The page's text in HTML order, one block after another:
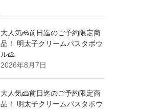
大人気🧀前日迄のご予約限定商
品！ 明太子クリームパスタボウ
ル🧀
2026年8月7日
大人気🧀前日迄のご予約限定商
品！ 明太子クリームパスタボウ